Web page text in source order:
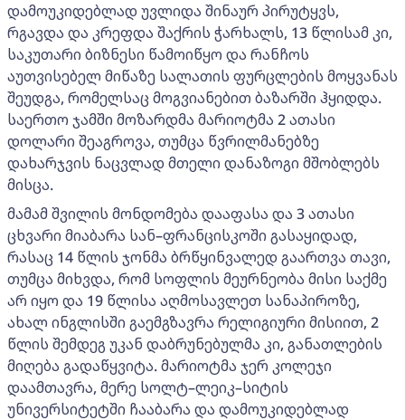
დამოუკიდებლად უვლიდა შინაურ პირუტყვს,
რგავდა და კრეფდა შაქრის ჭარხალს, 13 წლისამ კი,
საკუთარი ბიზნესი წამოიწყო და რანჩოს
აუთვისებელ მიწაზე სალათის ფურცლების მოყვანას
შეუდგა, რომელსაც მოგვიანებით ბაზარში ჰყიდდა.
საერთო ჯამში მოზარდმა მარიოტმა 2 ათასი
დოლარი შეაგროვა, თუმცა წვრილმანებზე
დახარჯვის ნაცვლად მთელი დანაზოგი მშობლებს
მისცა.
მამამ შვილის მონდომება დააფასა და 3 ათასი
ცხვარი მიაბარა სან–ფრანცისკოში გასაყიდად,
რასაც 14 წლის ჯონმა ბრწყინვალედ გაართვა თავი,
თუმცა მიხვდა, რომ სოფლის მეურნეობა მისი საქმე
არ იყო და 19 წლისა აღმოსავლეთ სანაპიროზე,
ახალ ინგლისში გაემგზავრა რელიგიური მისიით, 2
წლის შემდეგ უკან დაბრუნებულმა კი, განათლების
მიღება გადაწყვიტა. მარიოტმა ჯერ კოლეჯი
დაამთავრა, მერე სოლტ–ლეიკ–სიტის
უნივერსიტეტში ჩააბარა და დამოუკიდებლად